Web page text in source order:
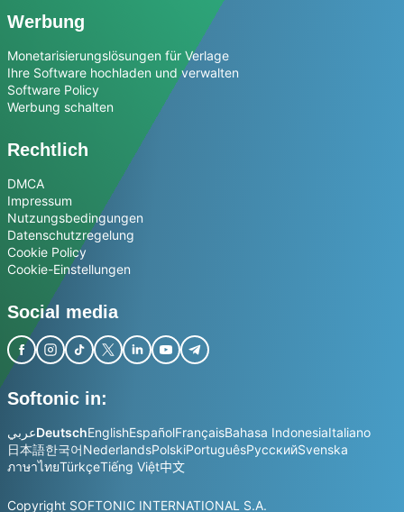
Werbung
Monetarisierungslösungen für Verlage
Ihre Software hochladen und verwalten
Software Policy
Werbung schalten
Rechtlich
DMCA
Impressum
Nutzungsbedingungen
Datenschutzregelung
Cookie Policy
Cookie-Einstellungen
Social media
Softonic in:
عربيDeutschEnglishEspañolFrançaisBahasa IndonesiaItaliano
日本語한국어NederlandsPolskiPortuguêsРусскийSvenska
ภาษาไทยTürkçeTiếng Việt中文
Copyright SOFTONIC INTERNATIONAL S.A.